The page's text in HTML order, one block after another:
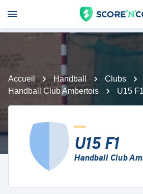
Accueil Handball Clubs
Handball Club Ambertois
U15 F1
U15 F1
Handball Club